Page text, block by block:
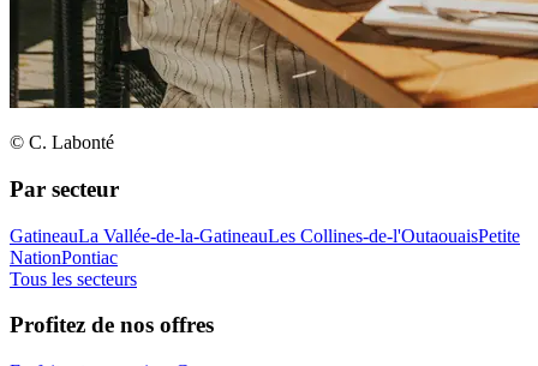
© C. Labonté
Par secteur
GatineauLa Vallée-de-la-GatineauLes Collines-de-l'OutaouaisPetite
NationPontiac
Tous les secteurs
Profitez de nos offres